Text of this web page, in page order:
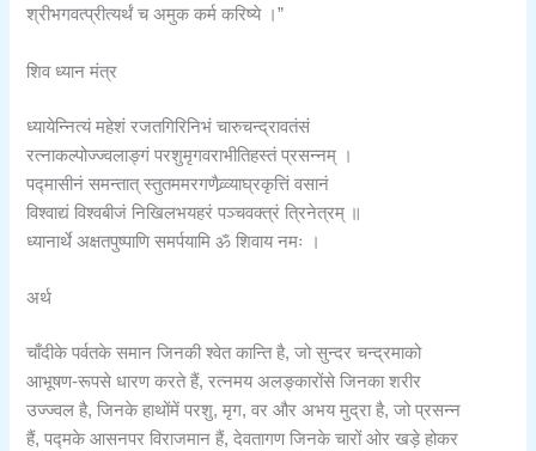
श्रीभगवत्प्रीत्यर्थं च अमुक कर्म करिष्ये ।”
शिव ध्यान मंत्र
ध्यायेन्नित्यं महेशं रजतगिरिनिभं चारुचन्द्रावतंसं
रत्नाकल्पोज्ज्वलाङ्गं परशुमृगवराभीतिहस्तं प्रसन्नम् ।
पद्मासीनं समन्तात् स्तुतममरगणैव्र्व्याघ्रकृत्तिं वसानं
विश्वाद्यं विश्वबीजं निखिलभयहरं पञ्चवक्त्रं त्रिनेत्रम् ॥
ध्यानार्थे अक्षतपुष्पाणि समर्पयामि ॐ शिवाय नमः ।
अर्थ
चाँदीके पर्वतके समान जिनकी श्वेत कान्ति है, जो सुन्दर चन्द्रमाको
आभूषण-रूपसे धारण करते हैं, रत्नमय अलङ्कारोंसे जिनका शरीर
उज्ज्वल है, जिनके हाथोंमें परशु, मृग, वर और अभय मुद्रा है, जो प्रसन्न
हैं, पद्मके आसनपर विराजमान हैं, देवतागण जिनके चारों ओर खड़े होकर